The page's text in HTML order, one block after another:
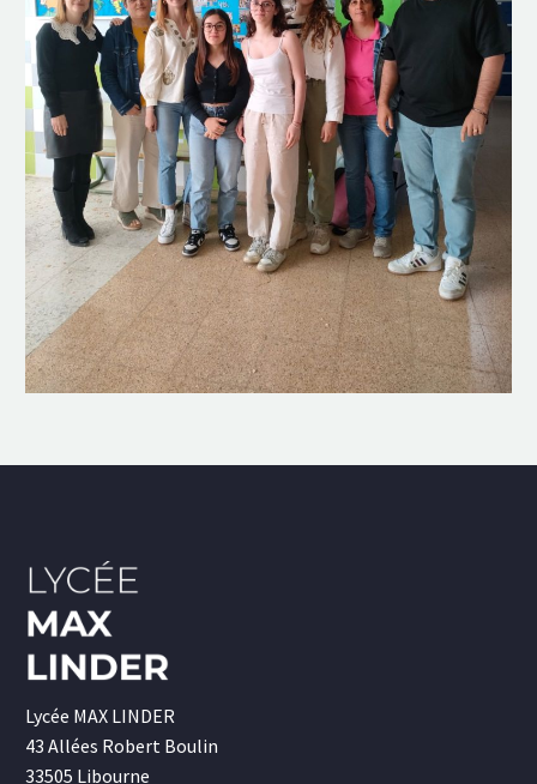
Lycée MAX LINDER
43 Allées Robert Boulin
33505 Libourne